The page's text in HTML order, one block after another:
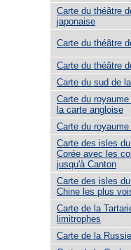
Carte du théâtre
japonaise
Carte du théâtre
Carte du théâtre
Carte du sud de
Carte du
la carte angloise
Carte du
Carte des isles
Corée avec les
jusqu'à Canton
Carte des isles
Chine les plus
Carte de la
limitrophes
Carte de la